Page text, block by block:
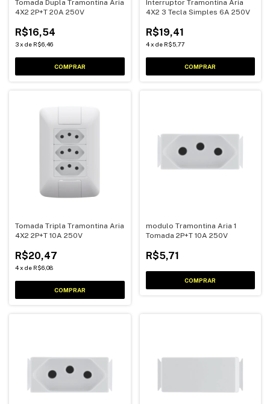
Tomada Dupla Tramontina Aria
4X2 2P+T 20A 250V
R$16,54
3x de R$6,46
Interruptor Tramontina Aria
4X2 3 Tecla Simples 6A 250V
R$19,41
4 x de R$5,77
Tomada Tripla Tramontina Aria
4X2 2P+T 10A 250V
R$20,47
4x de R$6,08
modulo Tramontina Aria 1
Tomada 2P+T 10A 250V
R$5,71